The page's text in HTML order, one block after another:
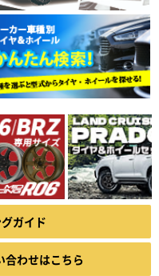
ガイド
合わせはこちら